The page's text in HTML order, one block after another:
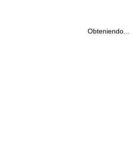
Obteniendo...